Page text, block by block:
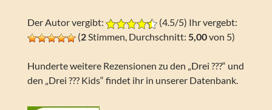
Der Autor vergibt:
(4.5/5) Ihr vergebt:
(2Stimmen, Durchschnitt: 5,00von 5)
Hunderte weitere Rezensionen zu den „Drei ???“ und
den „Drei ??? Kids“ findet ihr in unserer Datenbank.